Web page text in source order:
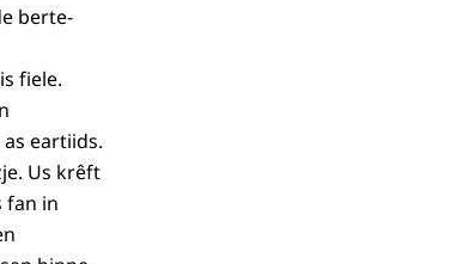
berte-
fiele.
eartiids.
Us krêft
fan in